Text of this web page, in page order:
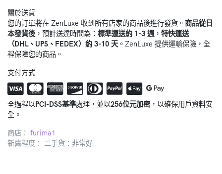
關於送貨
您的訂單將在 ZenLuxe 收到所有店家的商品後進行發貨。 商品從日
本發貨後，預計送達時間為： 標準運送約 1-3 週 ， 特快運送
（DHL、UPS、FEDEX）約 3-10 天 。ZenLuxe 提供運輸保險，全
程保障您的商品。
支付方式
全過程以PCI-DSS基準處理，並以256位元加密，以確保用戶資料安
全。
商店： furima1
新舊程度： 二手貨：非常好